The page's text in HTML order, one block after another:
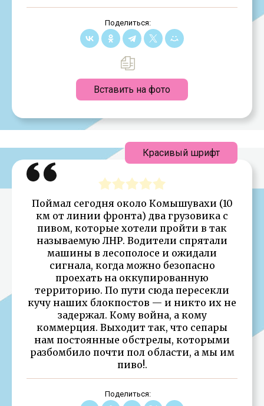
Поделиться:
Вставить на фото
Поймал сегодня около Комышувахи (10
км от линии фронта) два грузовика с
пивом, которые хотели пройти в так
называемую ЛНР. Водители спрятали
машины в лесополосе и ожидали
сигнала, когда можно безопасно
проехать на оккупированную
территорию. По пути сюда пересекли
кучу наших блокпостов — и никто их не
задержал. Кому война, а кому
коммерция. Выходит так, что сепары
нам постоянные обстрелы, которыми
разбомбило почти пол области, а мы им
пиво!.
Поделиться:
Красивый шрифт